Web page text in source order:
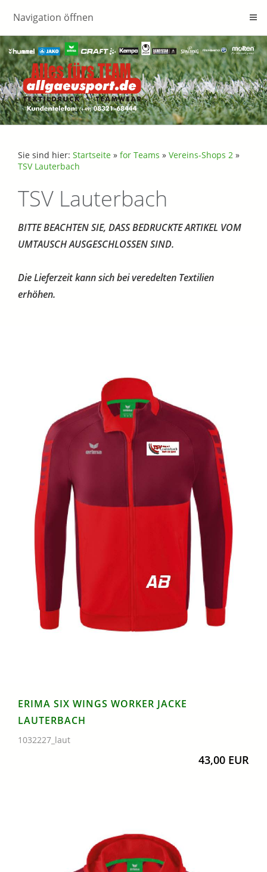
Navigation öffnen
Sie sind hier: Startseite » for Teams » Vereins-Shops 2 »
TSV Lauterbach
TSV Lauterbach
BITTE BEACHTEN SIE, DASS BEDRUCKTE ARTIKEL VOM
UMTAUSCH AUSGESCHLOSSEN SIND.
Die Lieferzeit kann sich bei veredelten Textilien
erhöhen.
ERIMA SIX WINGS WORKER JACKE
LAUTERBACH
1032227_laut
43,00 EUR